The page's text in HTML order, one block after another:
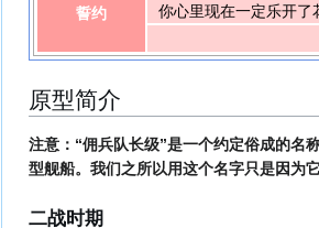
誓约
你心里现在一定乐开了
原型简介
注意：“佣兵队长级”是一个约定俗成的名
型舰船。我们之所以用这个名字只是因为
二战时期